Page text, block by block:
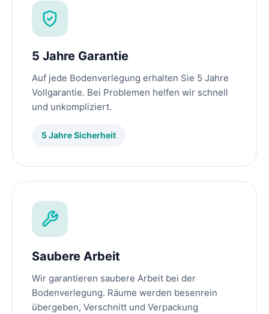
5 Jahre Garantie
Auf jede Bodenverlegung erhalten Sie 5 Jahre
Vollgarantie. Bei Problemen helfen wir schnell
und unkompliziert.
5 Jahre Sicherheit
Saubere Arbeit
Wir garantieren saubere Arbeit bei der
Bodenverlegung. Räume werden besenrein
übergeben, Verschnitt und Verpackung